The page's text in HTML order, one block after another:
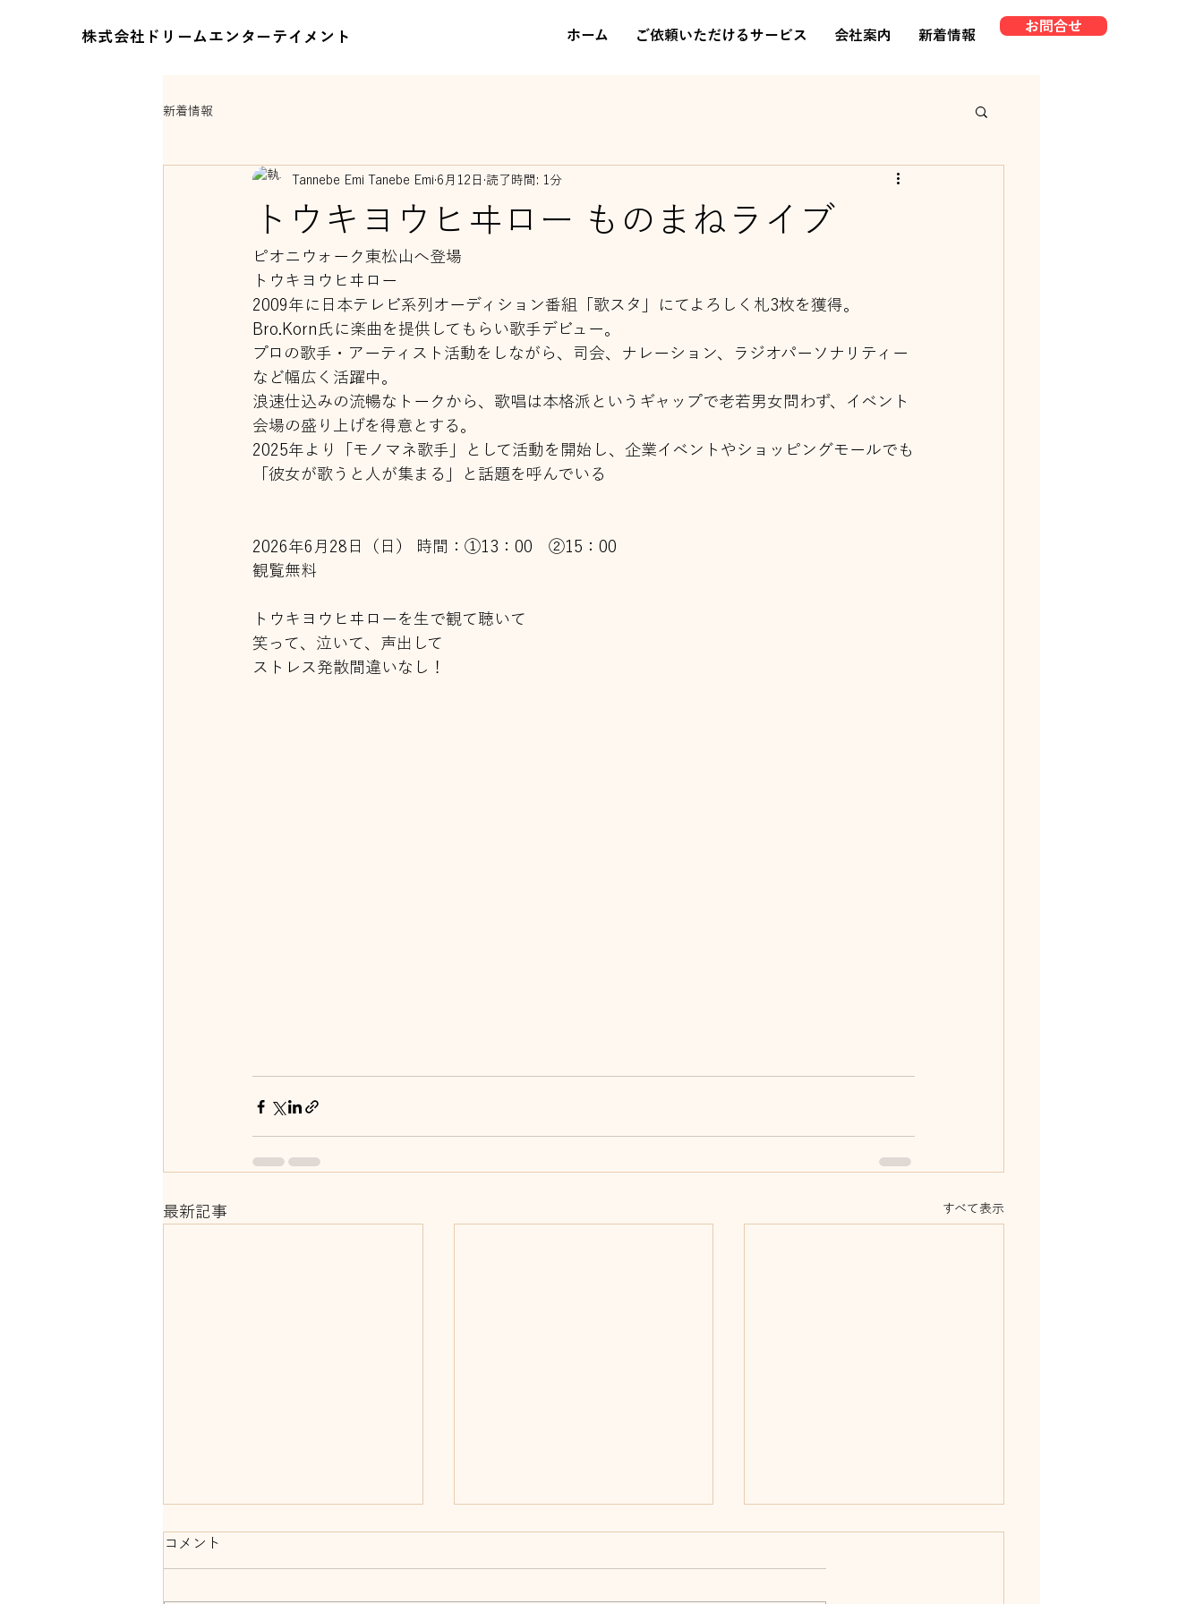
株式会社ドリームエンターテイメント ホーム ご依頼いただけるサービス 会社案内 新着情報
お問合せ
新着情報
トウキヨウヒヰロー ものまねライブ
Tannebe Emi Tanebe Emi 6月12日 読了時間: 1分
ピオニウォーク東松山へ登場
トウキヨウヒヰロー
2009年に日本テレビ系列オーディション番組「歌スタ」にてよろしく札3枚を獲得。
Bro.Korn氏に楽曲を提供してもらい歌手デビュー。
プロの歌手・アーティスト活動をしながら、司会、ナレーション、ラジオパーソナリティー
など幅広く活躍中。
浪速仕込みの流暢なトークから、歌唱は本格派というギャップで老若男女問わず、イベント
会場の盛り上げを得意とする。
2025年より「モノマネ歌手」として活動を開始し、企業イベントやショッピングモールでも
「彼女が歌うと人が集まる」と話題を呼んでいる
2026年6月28日（日） 時間：①13：00　②15：00
観覧無料
トウキヨウヒヰローを生で観て聴いて
笑って、泣いて、声出して
ストレス発散間違いなし！
最新記事 すべて表示
コメント